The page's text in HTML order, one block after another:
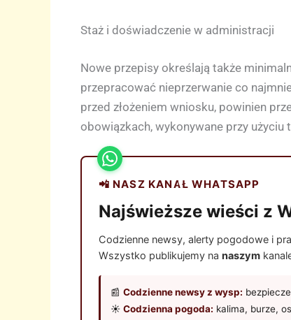
Staż i doświadczenie w administracji
Nowe przepisy określają także
przepracować nieprzerwanie co
przed złożeniem wniosku, powinien
obowiązkach, wykonywane przy
📲 NASZ KANAŁ WHATSAPP
Najświeższe wieści z
Codzienne newsy, alerty pogodowe i
Wszystko publikujemy na naszym
📰 Codzienne newsy z wysp:
☀️ Codzienna pogoda: kalima, burze,